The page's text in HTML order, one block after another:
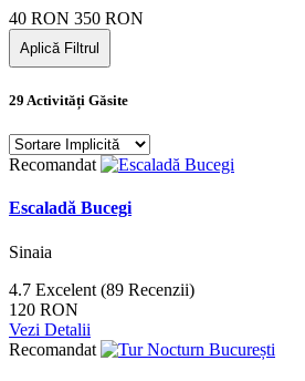
40 RON 350 RON
Aplică Filtrul
29 Activități Găsite
Recomandat
Escaladă Bucegi
Sinaia
4.7 Excelent (89 Recenzii)
120 RON
Vezi Detalii
Recomandat